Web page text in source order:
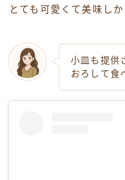
とても可愛くて美味し
小皿も提供
おろして食